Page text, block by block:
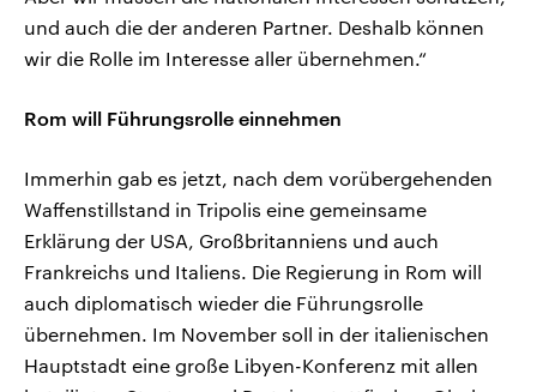
und auch die der anderen Partner. Deshalb können
wir die Rolle im Interesse aller übernehmen.“
Rom will Führungsrolle einnehmen
Immerhin gab es jetzt, nach dem vorübergehenden
Waffenstillstand in Tripolis eine gemeinsame
Erklärung der USA, Großbritanniens und auch
Frankreichs und Italiens. Die Regierung in Rom will
auch diplomatisch wieder die Führungsrolle
übernehmen. Im November soll in der italienischen
Hauptstadt eine große Libyen-Konferenz mit allen